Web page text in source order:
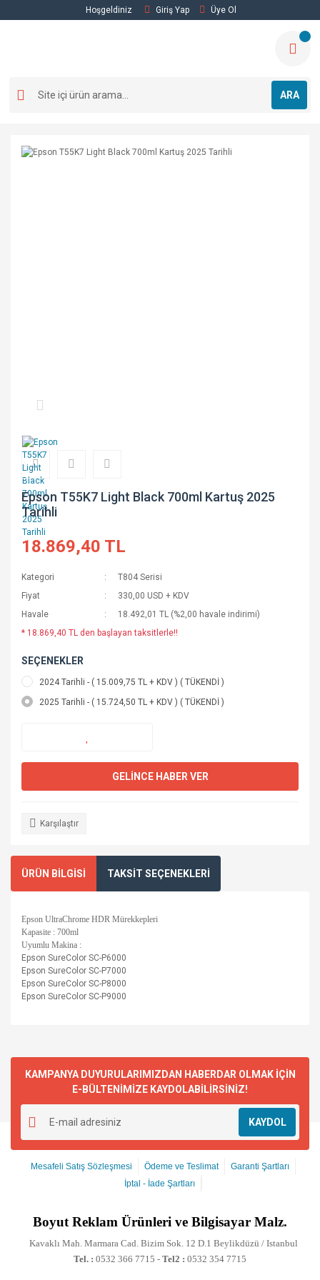
Hoşgeldiniz Giriş Yap Üye Ol
ARA
Epson T55K7 Light Black 700ml Kartuş 2025
Tarihli
18.869,40 TL
Kategori
T804 Serisi
Fiyat
330,00 USD + KDV
Havale
18.492,01 TL (%2,00 havale indirimi)
* 18.869,40 TL den başlayan taksitlerle!!
SEÇENEKLER
2024 Tarihli - ( 15.009,75 TL + KDV ) ( TÜKENDİ )
2025 Tarihli - ( 15.724,50 TL + KDV ) ( TÜKENDİ )
GELİNCE HABER VER
Karşılaştır
ÜRÜN BİLGİSİ TAKSİT SEÇENEKLERİ
Epson UltraChrome HDR Mürekkepleri
Kapasite : 700ml
Uyumlu Makina :
Epson SureColor SC-P6000
Epson SureColor SC-P7000
Epson SureColor SC-P8000
Epson SureColor SC-P9000
KAMPANYA DUYURULARIMIZDAN HABERDAR OLMAK İÇİN
E-BÜLTENİMİZE KAYDOLABİLİRSİNİZ!
KAYDOL
Mesafeli Satış Sözleşmesi Ödeme ve Teslimat
Garanti Şartları
İptal - İade Şartları
Boyut Reklam Ürünleri ve Bilgisayar Malz.
Kavaklı Mah. Marmara Cad. Bizim Sok. 12 D.1 Beylikdüzü / Istanbul
Tel. : 0532 366 7715 - Tel2 : 0532 354 7715